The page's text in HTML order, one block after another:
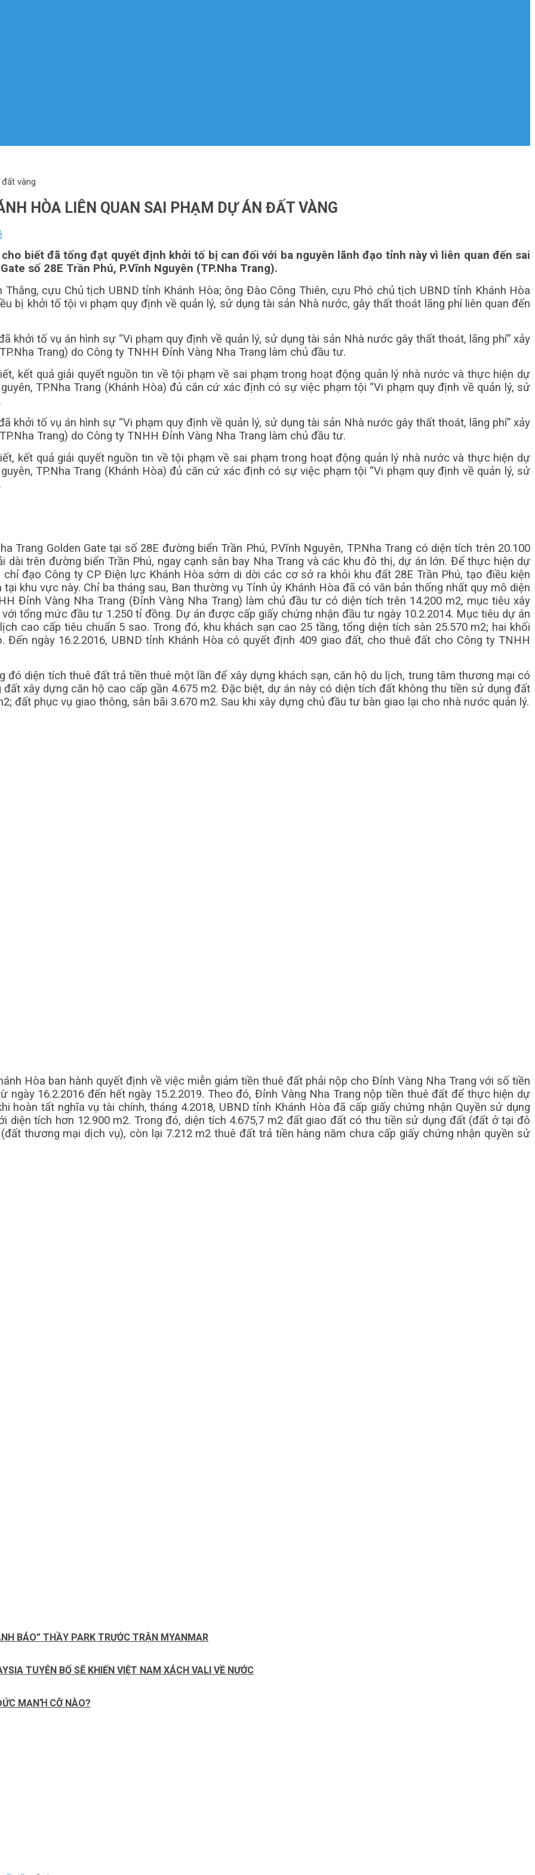
vàng
HÒA LIÊN QUAN SAI PHẠM DỰ ÁN ĐẤT VÀNG
biết đã tống đạt quyết định khởi tố bị can đối với ba nguyên lãnh đạo tỉnh này vì liên quan đến sai
số 28E Trần Phú, P.Vĩnh Nguyên (TP.Nha Trang).
cựu Chủ tịch UBND tỉnh Khánh Hòa; ông Đào Công Thiên, cựu Phó chủ tịch UBND tỉnh Khánh Hòa
bị khởi tố tội vi phạm quy định về quản lý, sử dụng tài sản Nhà nước, gây thất thoát lãng phí liên quan đến
khởi tố vụ án hình sự “Vi phạm quy định về quản lý, sử dụng tài sản Nhà nước gây thất thoát, lãng phí” xảy
Trang) do Công ty TNHH Đỉnh Vàng Nha Trang làm chủ đầu tư.
kết quả giải quyết nguồn tin về tội phạm về sai phạm trong hoạt động quản lý nhà nước và thực hiện dự
TP.Nha Trang (Khánh Hòa) đủ căn cứ xác định có sự việc phạm tội “Vi phạm quy định về quản lý, sử
khởi tố vụ án hình sự “Vi phạm quy định về quản lý, sử dụng tài sản Nhà nước gây thất thoát, lãng phí” xảy
Trang) do Công ty TNHH Đỉnh Vàng Nha Trang làm chủ đầu tư.
kết quả giải quyết nguồn tin về tội phạm về sai phạm trong hoạt động quản lý nhà nước và thực hiện dự
TP.Nha Trang (Khánh Hòa) đủ căn cứ xác định có sự việc phạm tội “Vi phạm quy định về quản lý, sử
Trang Golden Gate tại số 28E đường biển Trần Phú, P.Vĩnh Nguyên, TP.Nha Trang có diện tích trên 20.100
trên đường biển Trần Phú, ngay cạnh sân bay Nha Trang và các khu đô thị, dự án lớn. Để thực hiện dự
đạo Công ty CP Điện lực Khánh Hòa sớm di dời các cơ sở ra khỏi khu đất 28E Trần Phú, tạo điều kiện
khu vực này. Chỉ ba tháng sau, Ban thường vụ Tỉnh ủy Khánh Hòa đã có văn bản thống nhất quy mô diện
Đỉnh Vàng Nha Trang (Đỉnh Vàng Nha Trang) làm chủ đầu tư có diện tích trên 14.200 m2, mục tiêu xây
tổng mức đầu tư 1.250 tỉ đồng. Dự án được cấp giấy chứng nhận đầu tư ngày 10.2.2014. Mục tiêu dự án
cao cấp tiêu chuẩn 5 sao. Trong đó, khu khách sạn cao 25 tầng, tổng diện tích sàn 25.570 m2; hai khối
ngày 16.2.2016, UBND tỉnh Khánh Hòa có quyết định 409 giao đất, cho thuê đất cho Công ty TNHH
đó diện tích thuê đất trả tiền thuê một lần để xây dựng khách sạn, căn hộ du lịch, trung tâm thương mại có
xây dựng căn hộ cao cấp gần 4.675 m2. Đặc biệt, dự án này có diện tích đất không thu tiền sử dụng đất
đất phục vụ giao thông, sân bãi 3.670 m2. Sau khi xây dựng chủ đầu tư bàn giao lại cho nhà nước quản lý.
Hòa ban hành quyết định về việc miễn giảm tiền thuê đất phải nộp cho Đỉnh Vàng Nha Trang với số tiền
16.2.2016 đến hết ngày 15.2.2019. Theo đó, Đỉnh Vàng Nha Trang nộp tiền thuê đất để thực hiện dự
hoàn tất nghĩa vụ tài chính, tháng 4.2018, UBND tỉnh Khánh Hòa đã cấp giấy chứng nhận Quyền sử dụng
diện tích hơn 12.900 m2. Trong đó, diện tích 4.675,7 m2 đất giao đất có thu tiền sử dụng đất (đất ở tại đô
thương mại dịch vụ), còn lại 7.212 m2 thuê đất trả tiền hàng năm chưa cấp giấy chứng nhận quyền sử
BÁO” THẦY PARK TRƯỚC TRẬN MYANMAR
TUYÊN BỐ SẼ KHIẾN VIỆT NAM XÁCH VALI VỀ NƯỚC
MẠNꞪ CỠ NÀO?